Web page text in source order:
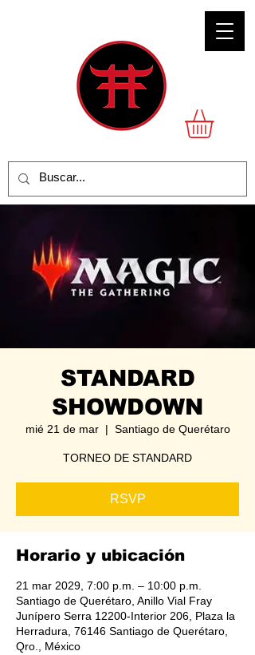
STANDARD
SHOWDOWN
mié 21 de mar
  |
Santiago de Querétaro
TORNEO DE STANDARD
RSVP
Horario y ubicación
21 mar 2029, 7:00 p.m. – 10:00 p.m.
Santiago de Querétaro, Anillo Vial Fray
Junípero Serra 12200-Interior 206, Plaza la
Herradura, 76146 Santiago de Querétaro,
Qro., México